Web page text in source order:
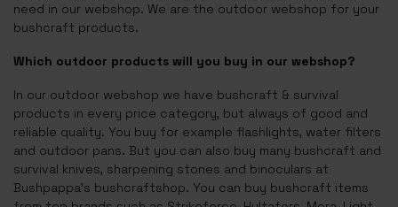
need in our webshop. We are the outdoor webshop for your
bushcraft products.
Which outdoor products will you buy in our webshop?
In our outdoor webshop we have bushcraft & survival
products in every price category, but always of good and
reliable quality. You buy for example flashlights, water filters
and outdoor pans. But you can also buy many bushcraft and
survival knives, sharpening stones and binoculars at
Bushpappa's bushcraftshop. You can buy bushcraft items